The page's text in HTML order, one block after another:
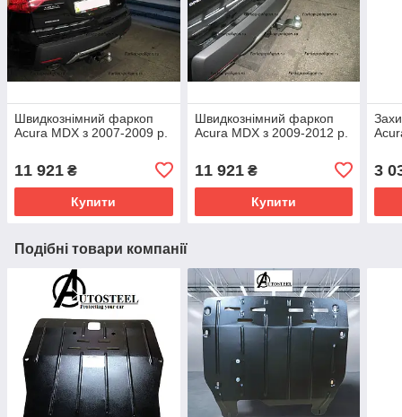
Швидкознімний фаркоп
Acura MDX з 2007-2009 р.
11 921 ₴
Купити
Швидкознімний фаркоп
Acura MDX з 2009-2012 р.
11 921₴
Купити
3
Подібні товари компанії